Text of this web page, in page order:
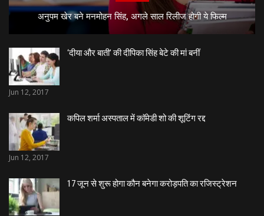
अनुपम खेर बने मनमोहन सिंह, अगले साल रिलीज होगी ये फिल्म
‘दीया और बाती’ की दीपिका सिंह बेटे की मां बनीं
Jun 12, 2017
कपिल शर्मा अस्पताल में काॅमेडी शो की शूटिंग रद्द
Jun 12, 2017
17 जून से शुरू होगा कौन बनेगा करोड़पति का रजिस्ट्रेशन